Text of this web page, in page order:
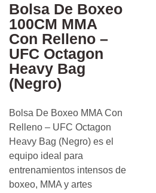
Bolsa De Boxeo
100CM MMA
Con Relleno –
UFC Octagon
Heavy Bag
(Negro)
Bolsa De Boxeo MMA Con
Relleno – UFC Octagon
Heavy Bag (Negro) es el
equipo ideal para
entrenamientos intensos de
boxeo, MMA y artes